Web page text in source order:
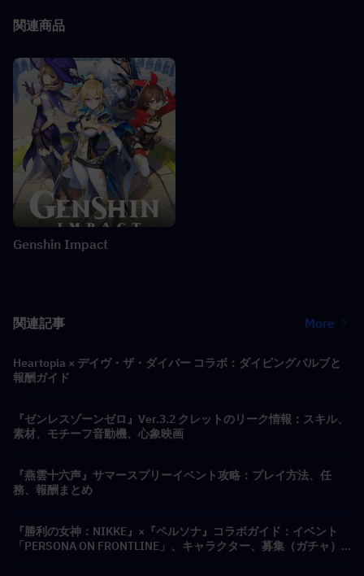
関連商品
Genshin Impact
関連記事 More
Heartopia × デイヴ・ザ・ダイバー コラボ：ダイビングバルブと
報酬ガイド
『ゼンレスゾーンゼロ』Ver.3.2 クレットのリーク情報：スキル、
素材、モチーフ音動機、心象映画
『燕雲十六声』サマースプリーイベント攻略：プレイ方法、任
務、報酬まとめ
『勝利の女神：NIKKE』×『ペルソナ』コラボガイド：イベント
「PERSONA ON FRONTLINE」、キャラクター、募集（ガチャ）